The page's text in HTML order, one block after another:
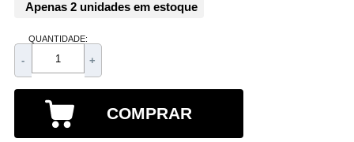
Apenas 2 unidades em estoque
QUANTIDADE:
- +
COMPRAR